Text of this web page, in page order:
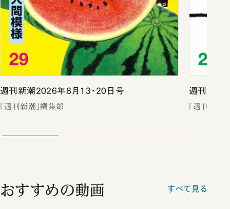
週刊新潮2026年8月13・20日号
「週刊新潮」編集部
週刊新潮
「週刊新潮
おすすめの動画 すべて見る